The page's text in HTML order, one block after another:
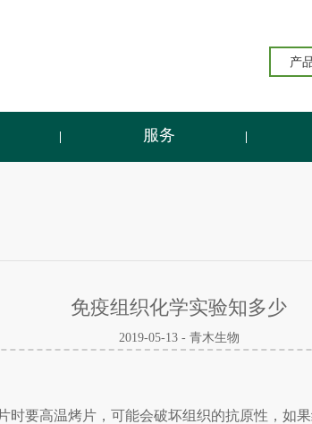
产
服务
免疫组织化学实验知多少
2019-05-13 - 青木生物
时要高温烤片，可能会破坏组织的抗原性，如